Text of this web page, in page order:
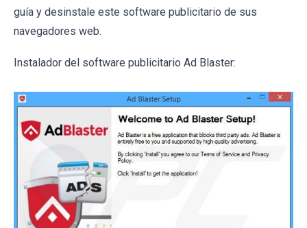
guía y desinstale este software publicitario de sus
navegadores web.
Instalador del software publicitario Ad Blaster: